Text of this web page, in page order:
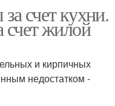
счет кухни.
счет жилой
и кирпичных
недостатком -